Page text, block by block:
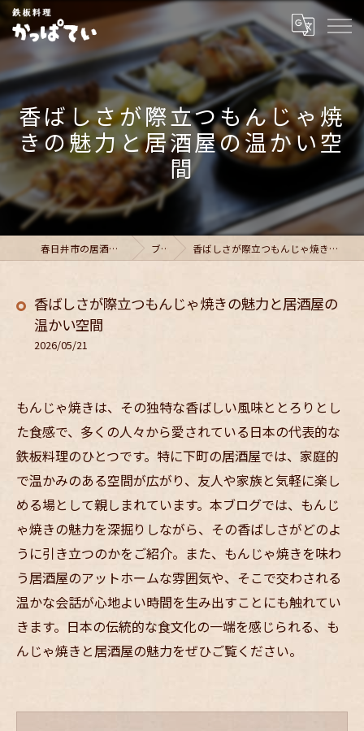
香ばしさが際立つもんじゃ焼
きの魅力と居酒屋の温かい空
間
春日井市の居酒屋ならかっぱてい ブログ 香ばしさが際立つもんじゃ焼きの魅力と居酒屋の温かい空間
香ばしさが際立つもんじゃ焼きの魅力と居酒屋の
温かい空間
2026/05/21
もんじゃ焼きは、その独特な香ばしい風味ととろりとし
た食感で、多くの人々から愛されている日本の代表的な
鉄板料理のひとつです。特に下町の居酒屋では、家庭的
で温かみのある空間が広がり、友人や家族と気軽に楽し
める場として親しまれています。本ブログでは、もんじ
ゃ焼きの魅力を深掘りしながら、その香ばしさがどのよ
うに引き立つのかをご紹介。また、もんじゃ焼きを味わ
う居酒屋のアットホームな雰囲気や、そこで交わされる
温かな会話が心地よい時間を生み出すことにも触れてい
きます。日本の伝統的な食文化の一端を感じられる、も
んじゃ焼きと居酒屋の魅力をぜひご覧ください。